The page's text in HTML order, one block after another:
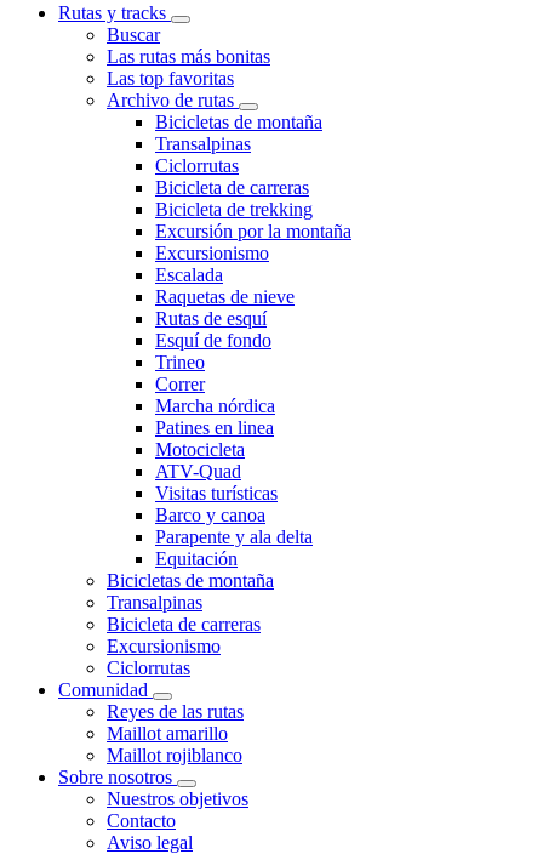
Rutas y tracks
Buscar
Las rutas más bonitas
Las top favoritas
Archivo de rutas
Bicicletas de montaña
Transalpinas
Ciclorrutas
Bicicleta de carreras
Bicicleta de trekking
Excursión por la montaña
Excursionismo
Escalada
Raquetas de nieve
Rutas de esquí
Esquí de fondo
Trineo
Correr
Marcha nórdica
Patines en linea
Motocicleta
ATV-Quad
Visitas turísticas
Barco y canoa
Parapente y ala delta
Equitación
Bicicletas de montaña
Transalpinas
Bicicleta de carreras
Excursionismo
Ciclorrutas
Comunidad
Reyes de las rutas
Maillot amarillo
Maillot rojiblanco
Sobre nosotros
Nuestros objetivos
Contacto
Aviso legal